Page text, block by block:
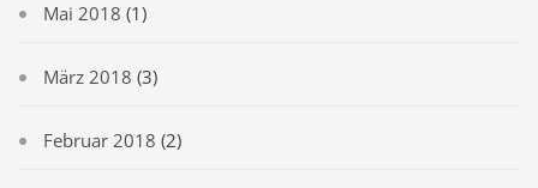
Mai 2018 (1)
März 2018 (3)
Februar 2018 (2)